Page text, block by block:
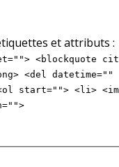
et attributs :
<blockquote
<del
start=""> <li>